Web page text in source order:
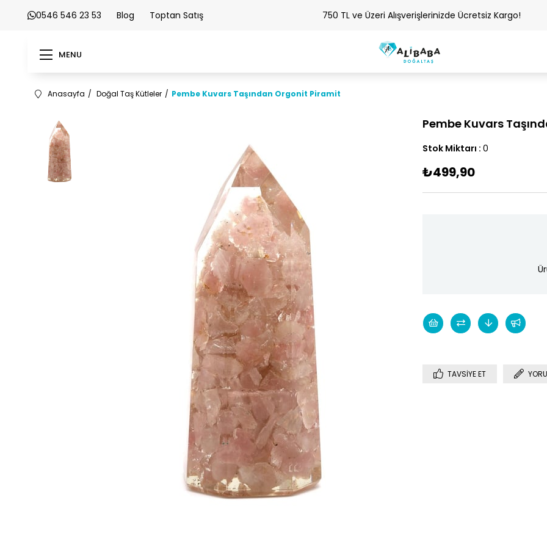
0546 546 23 53 Blog Toptan Satış 750 TL ve Üzeri Alışverişlerinizde Ücretsiz Kargo!
MENU
Anasayfa Doğal Taş Kütleler Pembe Kuvars Taşından Orgonit Piramit
Pembe Kuvars
Stok Miktarı : 0
₺499,90
TAVSIYE ET